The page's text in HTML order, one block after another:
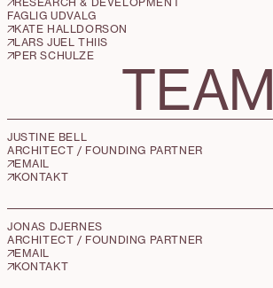
FAGLIG UDVALG
KATE HALLDORSON
LARS JUEL THIIS
PER SCHULZE
TEAM
JUSTINE BELL
ARCHITECT / FOUNDING PARTNER
EMAIL
KONTAKT
JONAS DJERNES
ARCHITECT / FOUNDING PARTNER
EMAIL
KONTAKT